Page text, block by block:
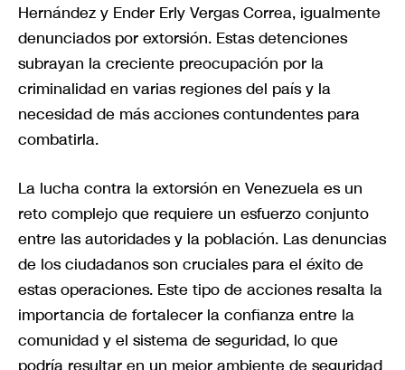
Hernández y Ender Erly Vergas Correa, igualmente
denunciados por extorsión. Estas detenciones
subrayan la creciente preocupación por la
criminalidad en varias regiones del país y la
necesidad de más acciones contundentes para
combatirla.
La lucha contra la extorsión en Venezuela es un
reto complejo que requiere un esfuerzo conjunto
entre las autoridades y la población. Las denuncias
de los ciudadanos son cruciales para el éxito de
estas operaciones. Este tipo de acciones resalta la
importancia de fortalecer la confianza entre la
comunidad y el sistema de seguridad, lo que
podría resultar en un mejor ambiente de seguridad